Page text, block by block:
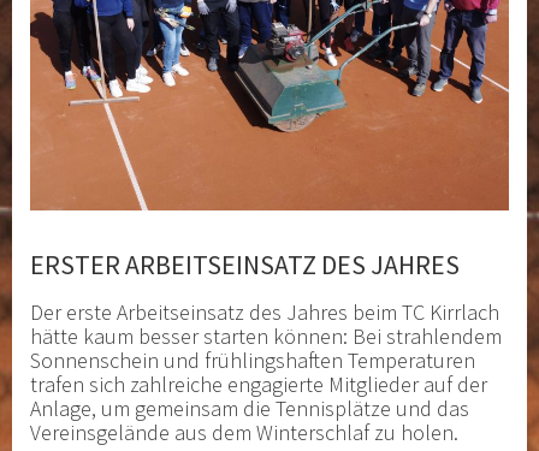
ERSTER ARBEITSEINSATZ DES JAHRES
Der erste Arbeitseinsatz des Jahres beim TC Kirrlach
hätte kaum besser starten können: Bei strahlendem
Sonnenschein und frühlingshaften Temperaturen
trafen sich zahlreiche engagierte Mitglieder auf der
Anlage, um gemeinsam die Tennisplätze und das
Vereinsgelände aus dem Winterschlaf zu holen.